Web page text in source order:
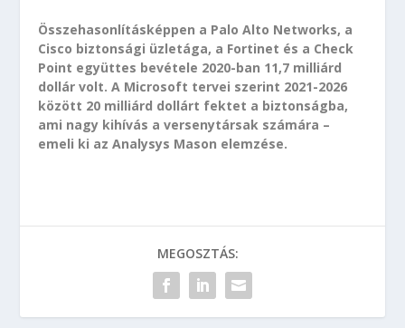
Összehasonlításképpen a Palo Alto Networks, a
Cisco biztonsági üzletága, a Fortinet és a Check
Point együttes bevétele 2020-ban 11,7 milliárd
dollár volt. A Microsoft tervei szerint 2021-2026
között 20 milliárd dollárt fektet a biztonságba,
ami nagy kihívás a versenytársak számára –
emeli ki az Analysys Mason elemzése.
MEGOSZTÁS: